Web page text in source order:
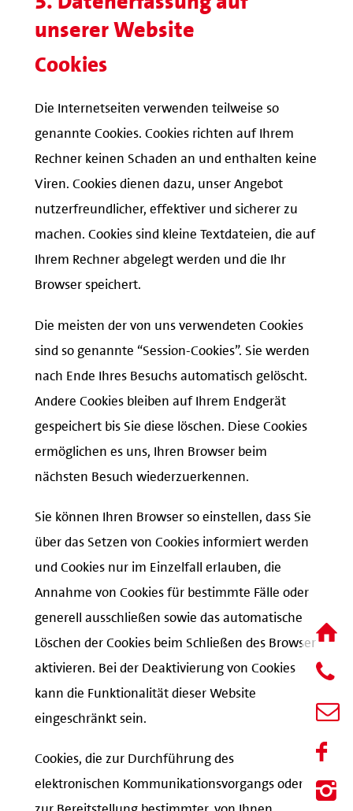
unserer Website
Cookies
Die Internetseiten verwenden teilweise so
genannte Cookies. Cookies richten auf Ihrem
Rechner keinen Schaden an und enthalten keine
Viren. Cookies dienen dazu, unser Angebot
nutzerfreundlicher, effektiver und sicherer zu
machen. Cookies sind kleine Textdateien, die auf
Ihrem Rechner abgelegt werden und die Ihr
Browser speichert.
Die meisten der von uns verwendeten Cookies
sind so genannte “Session-Cookies”. Sie werden
nach Ende Ihres Besuchs automatisch gelöscht.
Andere Cookies bleiben auf Ihrem Endgerät
gespeichert bis Sie diese löschen. Diese Cookies
ermöglichen es uns, Ihren Browser beim
nächsten Besuch wiederzuerkennen.
Sie können Ihren Browser so einstellen, dass Sie
über das Setzen von Cookies informiert werden
und Cookies nur im Einzelfall erlauben, die
Annahme von Cookies für bestimmte Fälle oder
generell ausschließen sowie das automatische
Löschen der Cookies beim Schließen des Browser
aktivieren. Bei der Deaktivierung von Cookies
kann die Funktionalität dieser Website
eingeschränkt sein.
Cookies, die zur Durchführung des
elektronischen Kommunikationsvorgangs oder
zur Bereitstellung bestimmter, von Ihnen